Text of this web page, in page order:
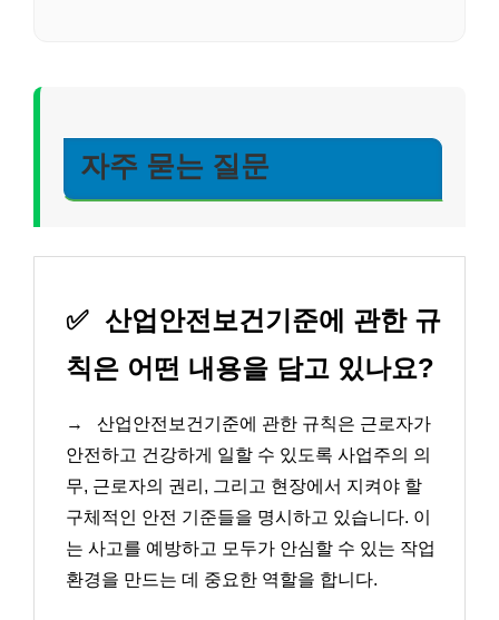
자주 묻는 질문
✅ 산업안전보건기준에 관한 규
칙은 어떤 내용을 담고 있나요?
→
산업안전보건기준에 관한 규칙은 근로자가
안전하고 건강하게 일할 수 있도록 사업주의 의
무, 근로자의 권리, 그리고 현장에서 지켜야 할
구체적인 안전 기준들을 명시하고 있습니다. 이
는 사고를 예방하고 모두가 안심할 수 있는 작업
환경을 만드는 데 중요한 역할을 합니다.